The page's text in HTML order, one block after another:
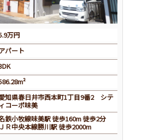
万円
パート
知県春日井市西本町1丁目9番2 シテ
コーポ味美
鉄小牧線味美駅 徒歩160m 徒歩2分
ＪＲ中央本線勝川駅 徒歩2000m